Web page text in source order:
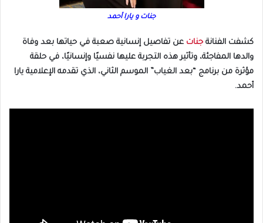
جنات و يارا أحمد
كشفت الفنانةجنات عن تفاصيل إنسانية صعبة في حياتها بعد وفاة
والدها المفاجئة، وتأثير هذه التجربة عليها نفسيًا وإنسانيًا، في حلقة
مؤثرة من برنامج “بعد الغياب” الموسم الثاني، الذي تقدمه الإعلامية يارا
أحمد.